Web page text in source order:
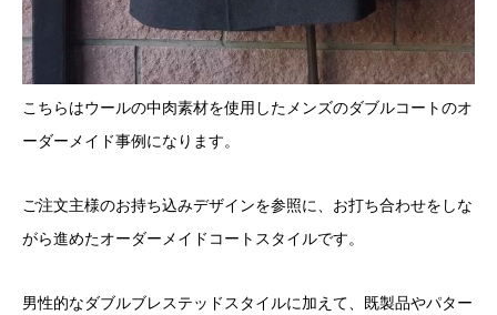
こちらはウールの中肉素材を使用したメンズのダブルコートのオ
ーダーメイド事例になります。
ご注文主様のお持ち込みデザインを参照に、お打ち合わせをしな
がら進めたオーダーメイドコートスタイルです。
男性的なダブルブレステッドスタイルに加えて、既製品やパター